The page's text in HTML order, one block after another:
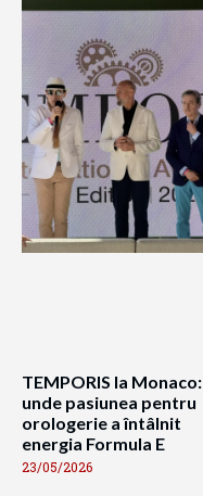
TEMPORIS la Monaco:
unde pasiunea pentru
orologerie a întâlnit
energia Formula E
23/05/2026